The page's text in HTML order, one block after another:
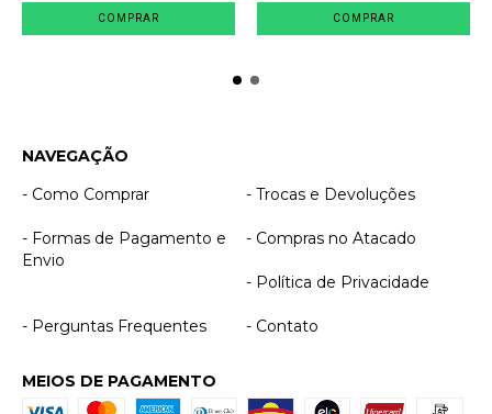
COMPRAR COMPRAR
NAVEGAÇÃO
- Como Comprar
- Trocas e Devoluções
- Formas de Pagamento e
Envio
- Compras no Atacado
- Política de Privacidade
- Perguntas Frequentes - Contato
MEIOS DE PAGAMENTO